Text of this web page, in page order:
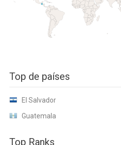
Top de países
El Salvador
Guatemala
Top Ranks